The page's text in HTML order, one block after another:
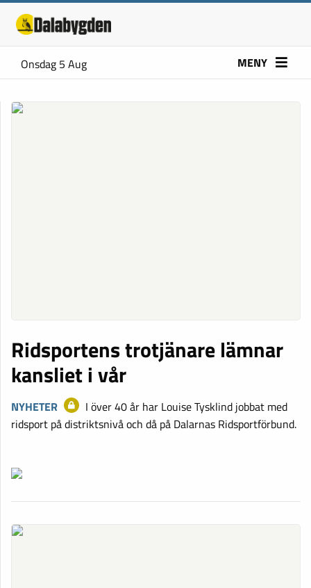
Onsdag 5 Aug MENY
Ridsportens trotjänare lämnar
kansliet i vår
NYHETER
I över 40 år har Louise Tysklind jobbat med
ridsport på distriktsnivå och då på Dalarnas Ridsportförbund.